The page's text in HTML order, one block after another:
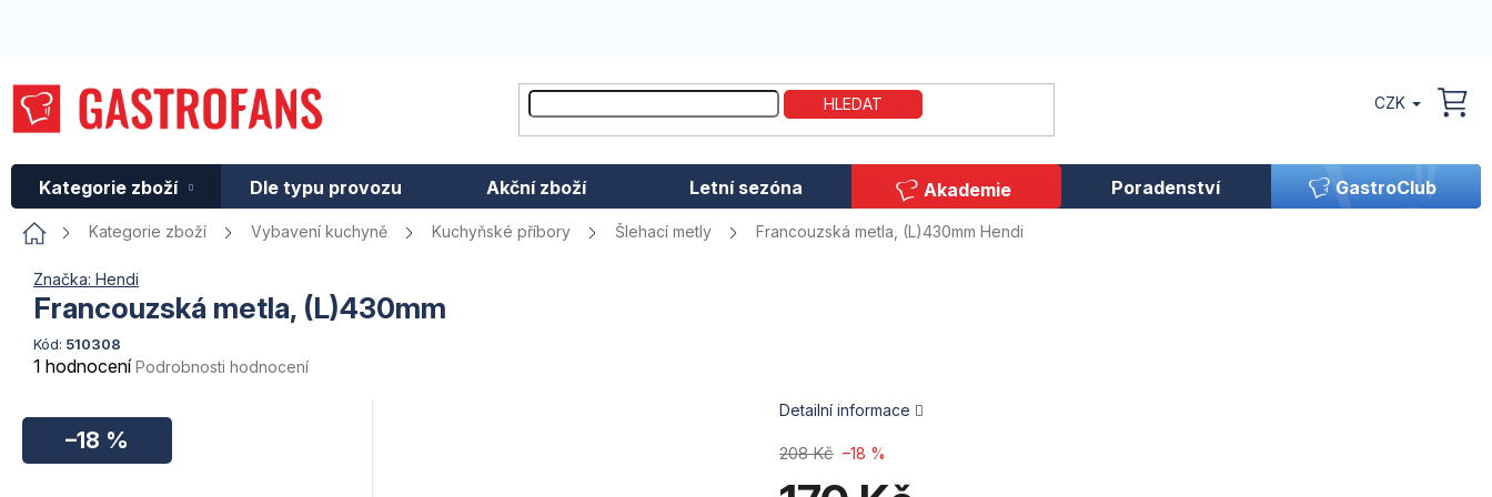
HLEDAT CZK
Kategorie zboží
Dle typu provozu Akční zboží Letní sezóna Akademie Poradenství GastroClub
Domů Kategorie zboží Vybavení kuchyně Kuchyňské příbory Šlehací metly Francouzská metla, (L)430mm Hendi
Značka: Hendi
Francouzská metla, (L)430mm
Kód: 510308
Průměrné
z
1 hodnocení Podrobnosti hodnocení
–18 % 208 Kč –18 %
Detailní informace